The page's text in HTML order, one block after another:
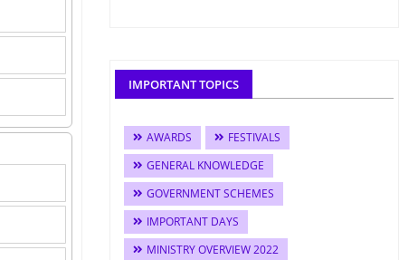
IMPORTANT TOPICS
AWARDS
FESTIVALS
GENERAL KNOWLEDGE
GOVERNMENT SCHEMES
IMPORTANT DAYS
MINISTRY OVERVIEW 2022